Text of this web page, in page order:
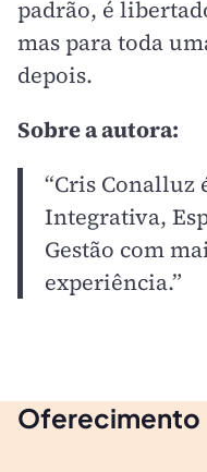
padrão, é
mas para toda
depois.
Sobre a autora:
“Cris Conalluz
Integrativa,
Gestão com
experiência.”
Oferecimento